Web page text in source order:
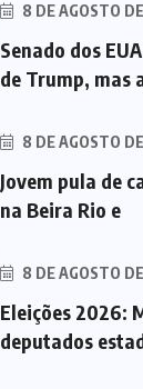
8 DE AGOSTO
Senado dos
de Trump, mas
8 DE AGOSTO
Jovem pula de
na Beira Rio e
8 DE AGOSTO
Eleições 2026:
deputados